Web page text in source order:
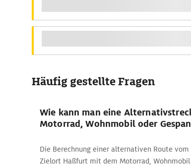
Häufig gestellte Fragen
Wie kann man eine
Motorrad, Wohnmobil oder
Die Berechnung einer alternativen Route
Zielort Haßfurt mit dem Motorrad, Wohnmobil